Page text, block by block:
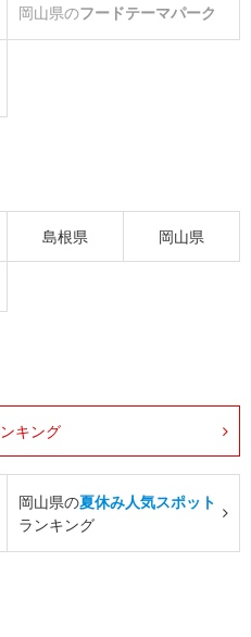
岡山県のフードテーマパーク
島根県 岡山県
キング
岡山県の夏休み人気スポット
ランキング